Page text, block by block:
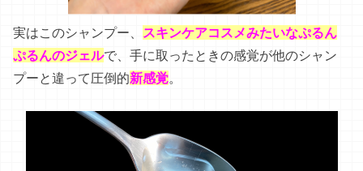
実はこのシャンプー、 スキンケアコスメみたいなぷるん
ぷるんのジェルで、手に取ったときの感覚が他のシャン
プーと違って圧倒的新感覚。